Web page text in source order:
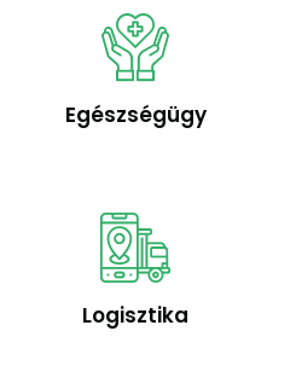
Egészségügy
Logisztika